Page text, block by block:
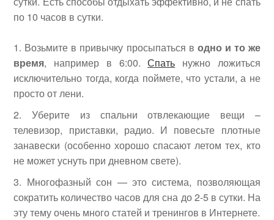
по 10 часов в сутки.
Возьмите в привычку просыпаться в одно и то же
время, например в 6:00.Спать нужно ложиться
исключительно тогда, когда поймете, что устали, а не
просто от лени.
Уберите из спальни отвлекающие вещи –
телевизор, приставки, радио. И повесьте плотные
занавески (особенно хорошо спасают летом тех, кто
не может уснуть при дневном свете).
Многофазный сон — это система, позволяющая
сократить количество часов для сна до 2-5 в сутки. На
эту тему очень много статей и тренингов в Интернете.